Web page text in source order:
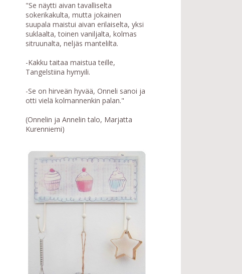
"Se näytti aivan tavalliselta
sokerikakulta, mutta jokainen
suupala maistui aivan erilaiselta, yksi
suklaalta, toinen vaniljalta, kolmas
sitruunalta, neljäs mantelilta.
-Kakku taitaa maistua teille,
Tangelstiina hymyili.
-Se on hirveän hyvää, Onneli sanoi ja
otti vielä kolmannenkin palan."
(Onnelin ja Annelin talo, Marjatta
Kurenniemi)